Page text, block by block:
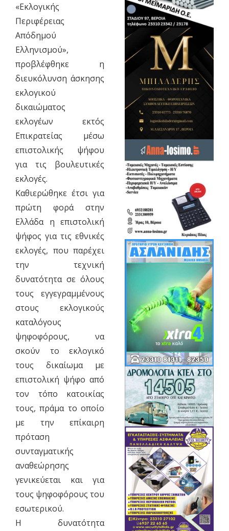
«Εκλογικής
Περιφέρειας
Απόδημού
Ελληνισμού»,
προβλέφθηκε η
διευκόλυνση άσκησης
εκλογικού
δικαιώματος
εκλογέων εκτός
Επικρατείας μέσω
επιστολικής ψήφου
για τις βουλευτικές
εκλογές.
Καθιερώθηκε έτσι για
πρώτη φορά στην
Ελλάδα η επιστολική
ψήφος για τις εθνικές
εκλογές, που παρέχει
την τεχνική
δυνατότητα σε όλους
τους εγγεγραμμένους
στους εκλογικούς
καταλόγους
ψηφοφόρους, να
σκούν το εκλογικό
τους δικαίωμα με
επιστολική ψήφο από
τον τόπο κατοικίας
τους, πράμα το οποίο
με την επίκαιρη
πρόταση
συνταγματικής
αναθεώρησης
γενικεύεται και για
τους ψηφοφόρους του
εσωτερικού.
Η δυνατότητα